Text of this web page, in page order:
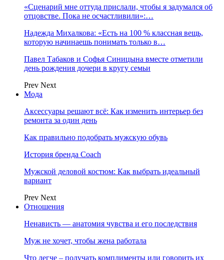
«Сценарий мне оттуда прислали, чтобы я задумался об
отцовстве. Пока не осчастливили»:…
Надежда Михалкова: «Есть на 100 % классная вещь,
которую начинаешь понимать только в…
Павел Табаков и Софья Синицына вместе отметили
день рождения дочери в кругу семьи
Prev Next
Мода
Аксессуары решают всё: Как изменить интерьер без
ремонта за один день
Как правильно подобрать мужскую обувь
История бренда Coach
Мужской деловой костюм: Как выбрать идеальный
вариант
Prev Next
Отношения
Ненависть — анатомия чувства и его последствия
Муж не хочет, чтобы жена работала
Что легче – получать комплименты или говорить их